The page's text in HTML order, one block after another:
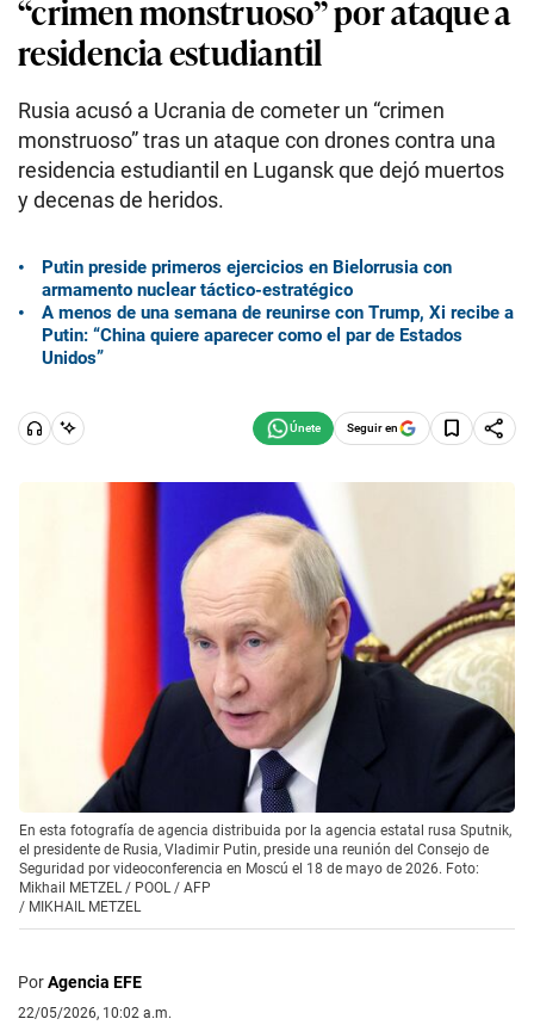
“crimen monstruoso” por ataque a
residencia estudiantil
Rusia acusó a Ucrania de cometer un “crimen
monstruoso” tras un ataque con drones contra una
residencia estudiantil en Lugansk que dejó muertos
y decenas de heridos.
Putin preside primeros ejercicios en Bielorrusia con
armamento nuclear táctico-estratégico
A menos de una semana de reunirse con Trump, Xi recibe a
Putin: “China quiere aparecer como el par de Estados
Unidos”
Seguir en
En esta fotografía de agencia distribuida por la agencia estatal rusa Sputnik,
el presidente de Rusia, Vladimir Putin, preside una reunión del Consejo de
Seguridad por videoconferencia en Moscú el 18 de mayo de 2026. Foto:
Mikhail METZEL / POOL / AFP
/ MIKHAIL METZEL
PorAgencia EFE
22/05/2026, 10:02 a.m.